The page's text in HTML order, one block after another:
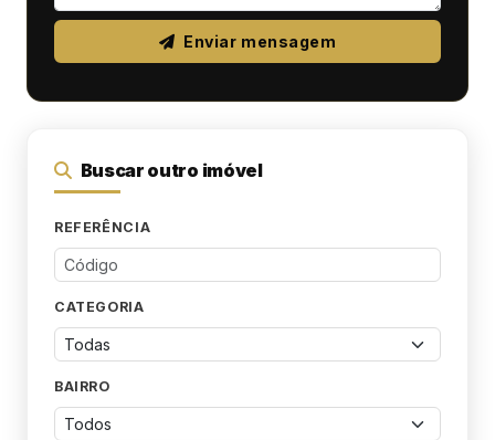
Enviar mensagem
Buscar outro imóvel
REFERÊNCIA
CATEGORIA
BAIRRO